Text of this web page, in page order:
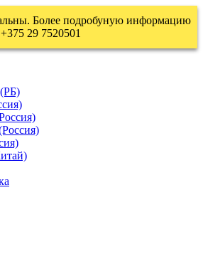
Более подробуную информацию
29 7520501